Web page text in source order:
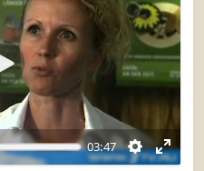
03:47
Воспроизвести